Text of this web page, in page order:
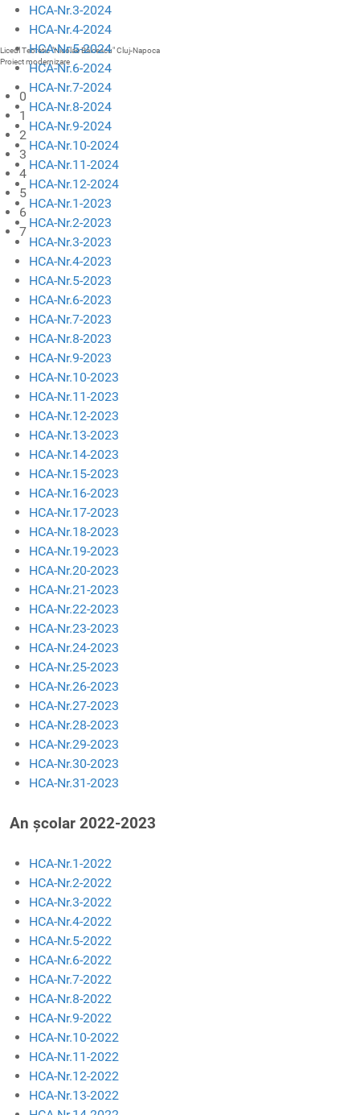
Liceul Teoretic "Nicolae Bălcescu" Cluj-Napoca
Proiect modernizare
0
1
2
3
4
5
6
7
HCA-Nr.3-2024
HCA-Nr.4-2024
HCA-Nr.5-2024
HCA-Nr.6-2024
HCA-Nr.7-2024
HCA-Nr.8-2024
HCA-Nr.9-2024
HCA-Nr.10-2024
HCA-Nr.11-2024
HCA-Nr.12-2024
HCA-Nr.1-2023
HCA-Nr.2-2023
HCA-Nr.3-2023
HCA-Nr.4-2023
HCA-Nr.5-2023
HCA-Nr.6-2023
HCA-Nr.7-2023
HCA-Nr.8-2023
HCA-Nr.9-2023
HCA-Nr.10-2023
HCA-Nr.11-2023
HCA-Nr.12-2023
HCA-Nr.13-2023
HCA-Nr.14-2023
HCA-Nr.15-2023
HCA-Nr.16-2023
HCA-Nr.17-2023
HCA-Nr.18-2023
HCA-Nr.19-2023
HCA-Nr.20-2023
HCA-Nr.21-2023
HCA-Nr.22-2023
HCA-Nr.23-2023
HCA-Nr.24-2023
HCA-Nr.25-2023
HCA-Nr.26-2023
HCA-Nr.27-2023
HCA-Nr.28-2023
HCA-Nr.29-2023
HCA-Nr.30-2023
HCA-Nr.31-2023
An școlar 2022-2023
HCA-Nr.1-2022
HCA-Nr.2-2022
HCA-Nr.3-2022
HCA-Nr.4-2022
HCA-Nr.5-2022
HCA-Nr.6-2022
HCA-Nr.7-2022
HCA-Nr.8-2022
HCA-Nr.9-2022
HCA-Nr.10-2022
HCA-Nr.11-2022
HCA-Nr.12-2022
HCA-Nr.13-2022